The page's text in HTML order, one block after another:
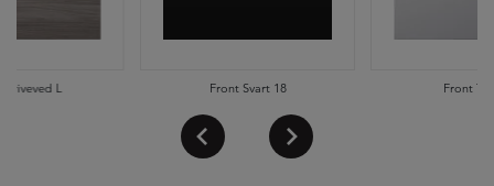
L Front Svart 18 Front